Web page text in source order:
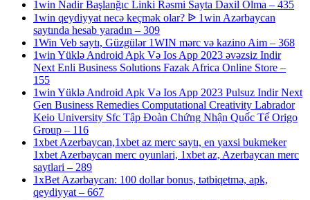
1win Nadir Başlanğıc Linki Rəsmi Sayta Daxil Olma – 435
1win qeydiyyat necə keçmək olar? ᐉ 1win Azərbaycan
saytında hesab yaradın – 309
1Win Veb saytı, Güzgülər 1WIN mərc və kazino Aim – 368
1win Yüklə Android Apk Və Ios App 2023 əvəzsiz Indir
Next Enli Business Solutions Fazak Africa Online Store –
155
1win Yüklə Android Apk Və Ios App 2023 Pulsuz Indir Next
Gen Business Remedies Computational Creativity Labrador
Keio University Sfc Tập Đoàn Chứng Nhận Quốc Tế Origo
Group – 116
1xbet Azerbaycan,1xbet az merc saytı, en yaxsi bukmeker
1xbet Azerbaycan merc oyunlari, 1xbet az, Azerbaycan merc
saytlari – 289
1xBet Azərbaycan: 100 dollar bonus, tətbiqetmə, apk,
qeydiyyat – 667